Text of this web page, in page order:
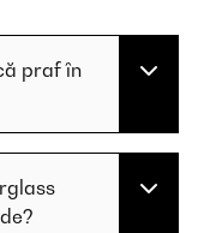
praf în